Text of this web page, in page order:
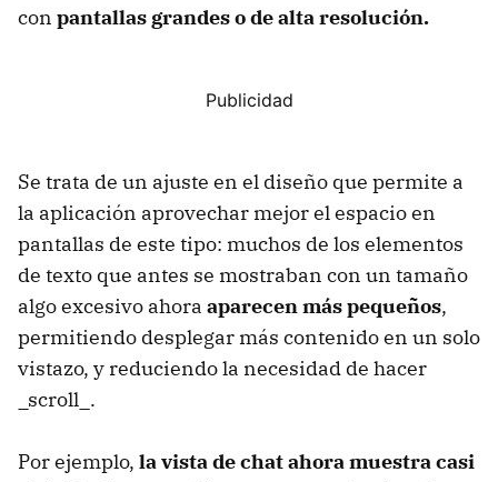
con pantallas grandes o de alta resolución.
Se trata de un ajuste en el diseño que permite a
la aplicación aprovechar mejor el espacio en
pantallas de este tipo: muchos de los elementos
de texto que antes se mostraban con un tamaño
algo excesivo ahora aparecen más pequeños,
permitiendo desplegar más contenido en un solo
vistazo, y reduciendo la necesidad de hacer
_scroll_.
Por ejemplo, la vista de chat ahora muestra casi